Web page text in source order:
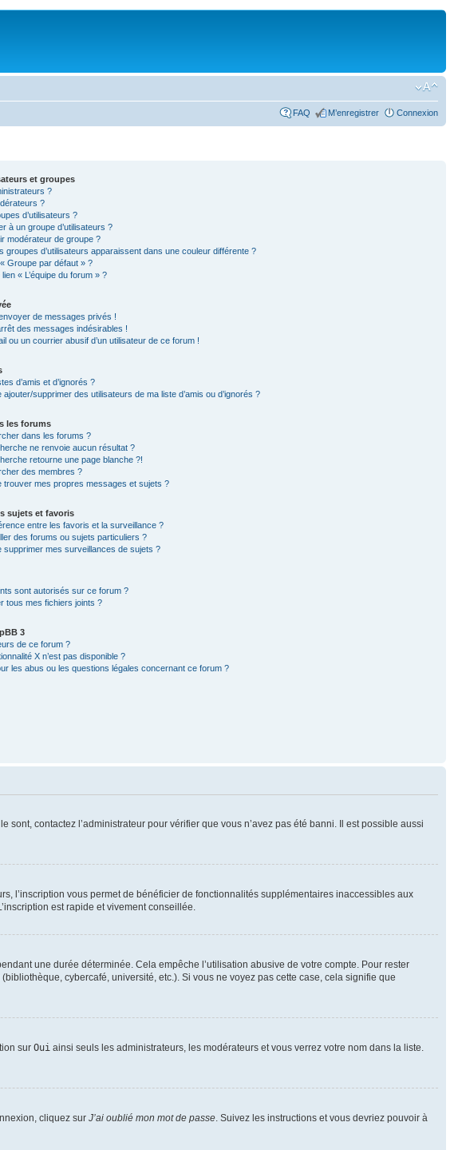
FAQ M’enregistrer Connexion
et groupes
?
?
d’utilisateurs ?
à un groupe d’utilisateurs ?
modérateur de groupe ?
groupes d’utilisateurs apparaissent dans une couleur différente ?
« Groupe par défaut » ?
« L’équipe du forum » ?
de messages privés !
des messages indésirables !
ou un courrier abusif d’un utilisateur de ce forum !
d’amis et d’ignorés ?
ajouter/supprimer des utilisateurs de ma liste d’amis ou d’ignorés ?
les forums
dans les forums ?
ne renvoie aucun résultat ?
retourne une page blanche ?!
des membres ?
trouver mes propres messages et sujets ?
sujets et favoris
entre les favoris et la surveillance ?
des forums ou sujets particuliers ?
supprimer mes surveillances de sujets ?
sont autorisés sur ce forum ?
tous mes fichiers joints ?
3
de ce forum ?
X n’est pas disponible ?
les abus ou les questions légales concernant ce forum ?
contactez l’administrateur pour vérifier que vous n’avez pas été banni. Il est possible aussi
l’inscription vous permet de bénéficier de fonctionnalités supplémentaires inaccessibles aux
est rapide et vivement conseillée.
une durée déterminée. Cela empêche l’utilisation abusive de votre compte. Pour rester
cybercafé, université, etc.). Si vous ne voyez pas cette case, cela signifie que
sur Oui ainsi seuls les administrateurs, les modérateurs et vous verrez votre nom dans la liste.
cliquez sur J’ai oublié mon mot de passe . Suivez les instructions et vous devriez pouvoir à